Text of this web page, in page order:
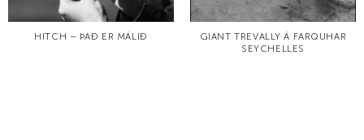
HITCH – ÞAÐ ER MÁLIÐ
GIANT TREVALLY Á FARQUHAR
SEYCHELLES